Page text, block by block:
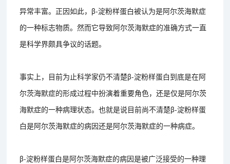
异常丰富。正因如此，β-淀粉样蛋白被认为是阿尔茨海默症
的一种标志物质。然而它导致阿尔茨海默症的准确方式一直
是科学界颇具争议的话题。
事实上，目前为止科学家仍不清楚β-淀粉样蛋白到底是在阿
尔茨海默症的形成过程中扮演着重要角色，还是仅是阿尔茨
海默症的一种病理状态。也就是说目前尚不清楚β-淀粉样蛋
白是阿尔茨海默症的病因还是阿尔茨海默症的一种病症。
β-淀粉样蛋白是阿尔茨海默症的病因是被广泛接受的一种理